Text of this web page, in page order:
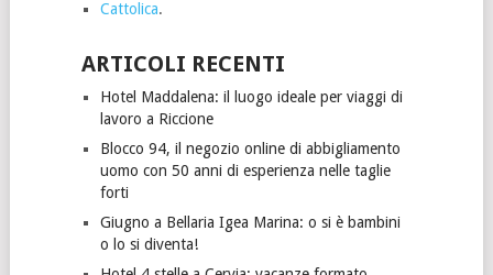
Cattolica.
ARTICOLI RECENTI
Hotel Maddalena: il luogo ideale per viaggi di
lavoro a Riccione
Blocco 94, il negozio online di abbigliamento
uomo con 50 anni di esperienza nelle taglie
forti
Giugno a Bellaria Igea Marina: o si è bambini
o lo si diventa!